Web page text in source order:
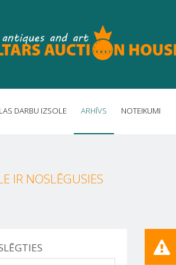
DARBU IZSOLE ARHĪVS NOTEIKUMI
IR NOSLĒGUSIES